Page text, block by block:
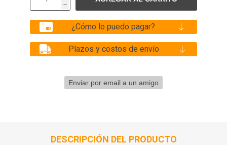
h
¿Cómo lo puedo pagar?
Plazos y costos de envío
DESCRIPCIÓN DEL PRODUCTO